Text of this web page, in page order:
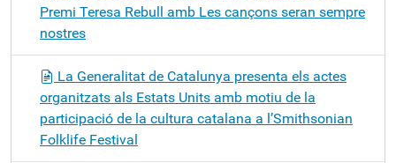
Premi Teresa Rebull amb Les cançons seran sempre
nostres
La Generalitat de Catalunya presenta els actes
organitzats als Estats Units amb motiu de la
participació de la cultura catalana a l’Smithsonian
Folklife Festival